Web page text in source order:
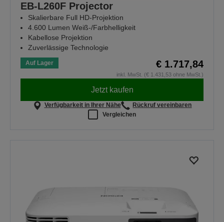
EB-L260F Projector
Skalierbare Full HD-Projektion
4.600 Lumen Weiß-/Farbhelligkeit
Kabellose Projektion
Zuverlässige Technologie
Auf Lager € 1.717,84
inkl. MwSt. (€ 1.431,53 ohne MwSt.)
Jetzt kaufen
Verfügbarkeit in Ihrer Nähe
Rückruf vereinbaren
Vergleichen